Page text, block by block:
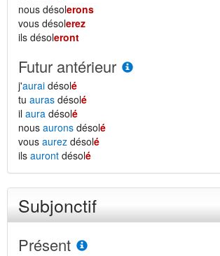
nous désolerons
vous désolerez
ils désoleront
Futur antérieur
j'aurai désolé
tu auras désolé
il aura désolé
nous aurons désolé
vous aurez désolé
ils auront désolé
Subjonctif
Présent